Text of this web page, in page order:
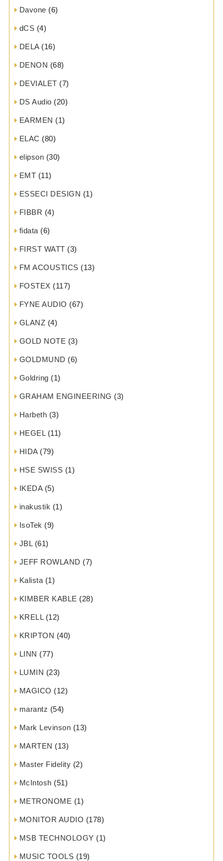
Davone (6)
dCS (4)
DELA(16)
DENON (68)
DEVIALET (7)
DS Audio (20)
EARMEN (1)
ELAC (80)
elipson (30)
EMT (11)
ESSECI DESIGN (1)
FIBBR (4)
fidata (6)
FIRST WATT (3)
FM ACOUSTICS (13)
FOSTEX (117)
FYNE AUDIO (67)
GLANZ (4)
GOLD NOTE (3)
GOLDMUND (6)
Goldring (1)
GRAHAM ENGINEERING (3)
Harbeth (3)
HEGEL(11)
HIDA(79)
HSE SWISS (1)
IKEDA(5)
inakustik (1)
IsoTek (9)
JBL(61)
JEFF ROWLAND (7)
Kalista (1)
KIMBER KABLE (28)
KRELL(12)
KRIPTON (40)
LINN (77)
LUMIN (23)
MAGICO (12)
marantz (54)
Mark Levinson (13)
MARTEN (13)
Master Fidelity (2)
McIntosh (51)
METRONOME (1)
MONITOR AUDIO (178)
MSB TECHNOLOGY (1)
MUSIC TOOLS (19)